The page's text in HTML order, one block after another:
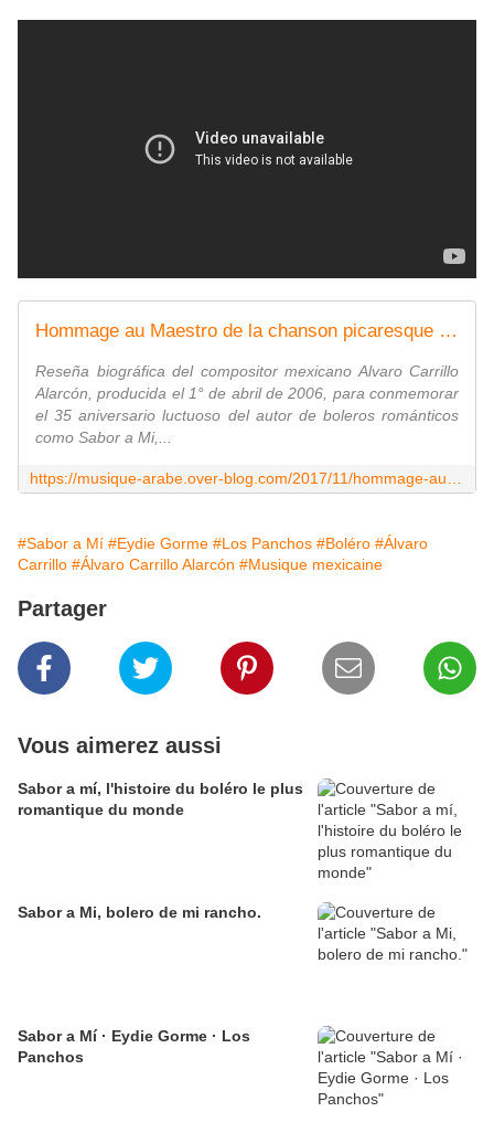
Hommage au Maestro de la chanson picaresque mexicaine : Álvaro Carrillo - Last Night in Orient
Reseña biográfica del compositor mexicano Alvaro Carrillo
Alarcón, producida el 1° de abril de 2006, para conmemorar
el 35 aniversario luctuoso del autor de boleros románticos
como Sabor a Mi,...
#Sabor a Mí #Eydie Gorme #Los Panchos #Boléro #Álvaro
Carrillo #Álvaro Carrillo Alarcón #Musique mexicaine
Partager
Vous aimerez aussi
Sabor a mí, l'histoire du boléro le plus
romantique du monde
Sabor a Mi, bolero de mi rancho.
Sabor a Mí · Eydie Gorme · Los
Panchos